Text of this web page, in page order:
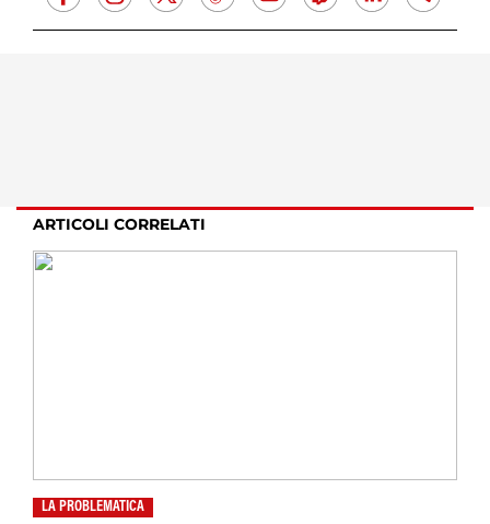
ARTICOLI CORRELATI
LA PROBLEMATICA